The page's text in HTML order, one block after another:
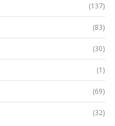
(137)
(83)
(30)
(1)
(69)
(32)